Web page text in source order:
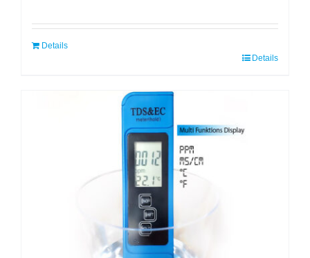
Details
Details